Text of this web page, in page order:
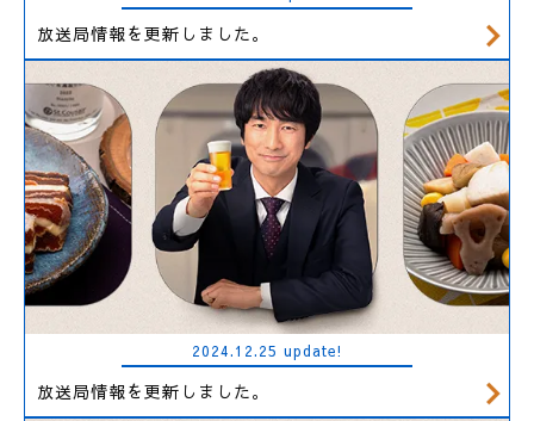
放送局情報を更新しました。
2024.12.25 update!
放送局情報を更新しました。